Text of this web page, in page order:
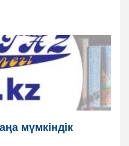
мүмкіндік